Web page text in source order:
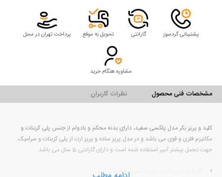
پشتیبانی گردسوز گارانتی تحویل به موقع پرداخت تهران در محل
مشاوره هنگام خرید
مشخصات فنی محصول نظرات کاربران
کلید و پریز بکر مدل پلکسی سفید، دارای بدنه محکم و بادوام از جنس پلی کربنات و
مکانیزم فلزی و قوی می باشد و در مدل پریز ساده و پریز ارت از پلی کربنات و سرامیک
جهت تحمل بیشتر آمپر استفاده شده است و دارای گارانتی 5 سال می باشد.
کلید و پریز بکر مدل پلکسی سفید